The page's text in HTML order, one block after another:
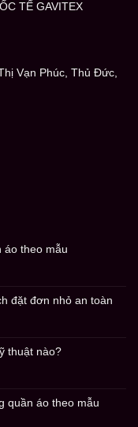
TẾ GAVITEX
Vạn Phúc, Thủ Đức,
áo theo mẫu
đặt đơn nhỏ an toàn
thuật nào?
quần áo theo mẫu